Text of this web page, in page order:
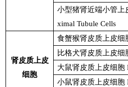
小型猪肾近端小管上
ximal Tubule Cells
肾皮质上皮
细胞
食蟹猴肾皮质上皮细
比格犬肾皮质上皮细
大鼠肾皮质上皮细胞
小鼠肾皮质上皮细胞